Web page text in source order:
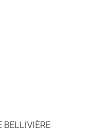
BELLIVIÈRE